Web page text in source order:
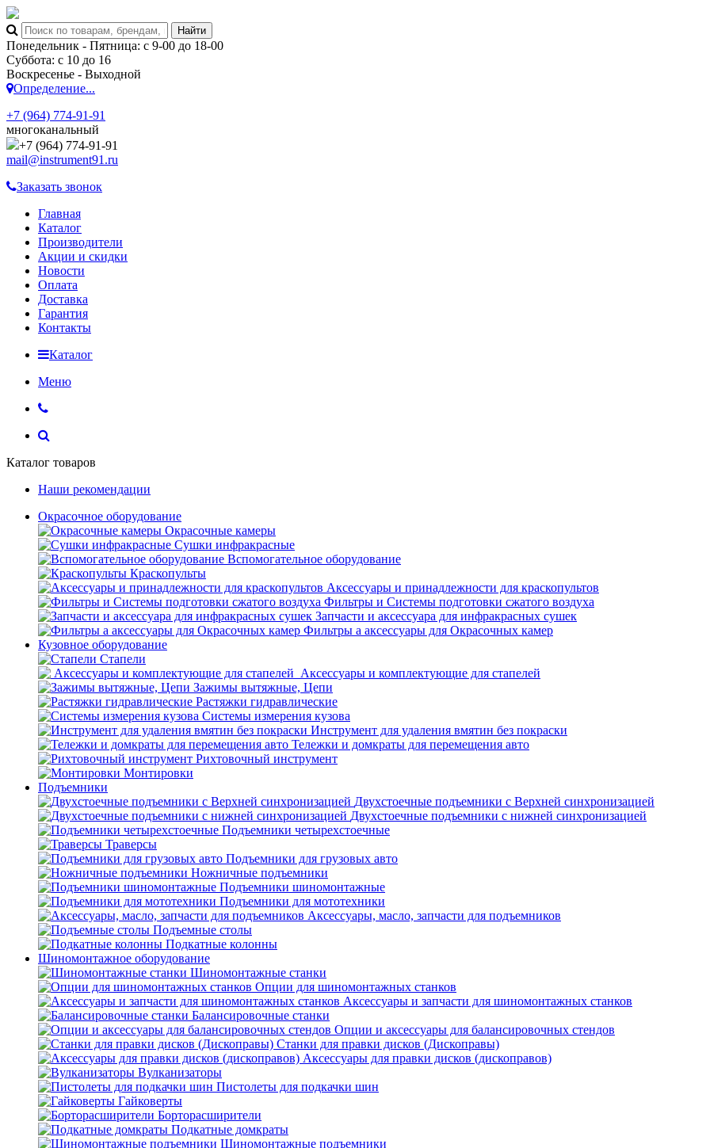
Понедельник - Пятница: с 9-00 до 18-00
Суббота: с 10 до 16
Воскресенье - Выходной
Определение...
+7 (964) 774-91-91
многоканальный
+7 (964) 774-91-91
mail@instrument91.ru
Заказать звонок
Главная
Каталог
Производители
Акции и скидки
Новости
Оплата
Доставка
Гарантия
Контакты
Каталог
Меню
Каталог товаров
Наши рекомендации
Окрасочное оборудование
Окрасочные камеры
Сушки инфракрасные
Вспомогательное оборудование
Краскопульты
Аксессуары и принадлежности для краскопультов
Фильтры и Системы подготовки сжатого воздуха
Запчасти и аксессуара для инфракрасных сушек
Фильтры а аксессуары для Окрасочных камер
Кузовное оборудование
Стапели
Аксессуары и комплектующие для стапелей
Зажимы вытяжные, Цепи
Растяжки гидравлические
Системы измерения кузова
Инструмент для удаления вмятин без покраски
Тележки и домкраты для перемещения авто
Рихтовочный инструмент
Монтировки
Подъемники
Двухстоечные подъемники с Верхней синхронизацией
Двухстоечные подъемники с нижней синхронизацией
Подъемники четырехстоечные
Траверсы
Подъемники для грузовых авто
Ножничные подъемники
Подъемники шиномонтажные
Подъемники для мототехники
Аксессуары, масло, запчасти для подъемников
Подъемные столы
Подкатные колонны
Шиномонтажное оборудование
Шиномонтажные станки
Опции для шиномонтажных станков
Аксессуары и запчасти для шиномонтажных станков
Балансировочные станки
Опции и аксессуары для балансировочных стендов
Станки для правки дисков (Дископравы)
Аксессуары для правки дисков (дископравов)
Вулканизаторы
Пистолеты для подкачки шин
Гайковерты
Борторасширители
Подкатные домкраты
Шиномонтажные подъемники